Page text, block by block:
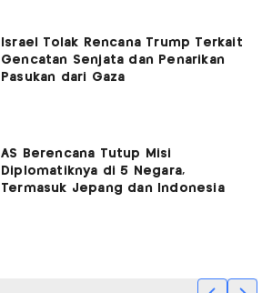
Israel Tolak Rencana Trump Terkait
Gencatan Senjata dan Penarikan
Pasukan dari Gaza
AS Berencana Tutup Misi
Diplomatiknya di 5 Negara,
Termasuk Jepang dan Indonesia